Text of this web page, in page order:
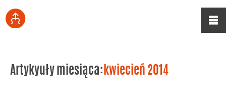
Artykyuły miesiąca: kwiecień 2014